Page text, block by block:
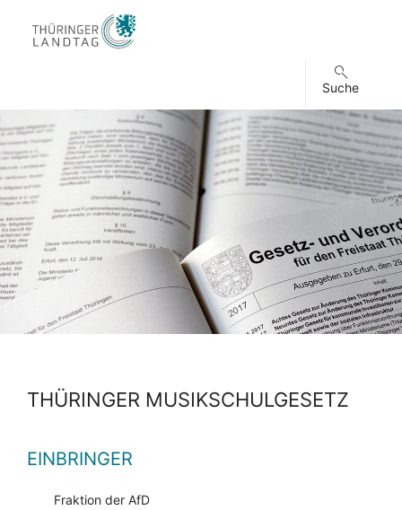
Suche
THÜRINGER MUSIKSCHULGESETZ
EINBRINGER
Fraktion der AfD